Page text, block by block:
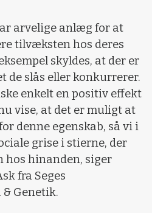
arvelige anlæg for at
tilvæksten hos deres
skyldes, at der er
de slås eller konkurrerer.
enkelt en positiv effekt
vise, at det er muligt at
denne egenskab, så vi i
grise i stierne, der
hinanden, siger
fra Seges
Genetik.